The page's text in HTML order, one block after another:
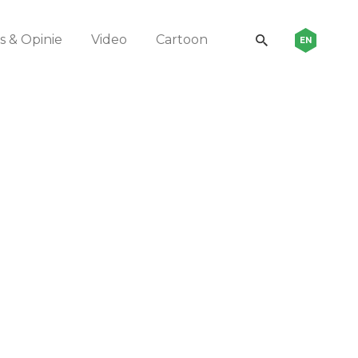
& Opinie Video Cartoon EN